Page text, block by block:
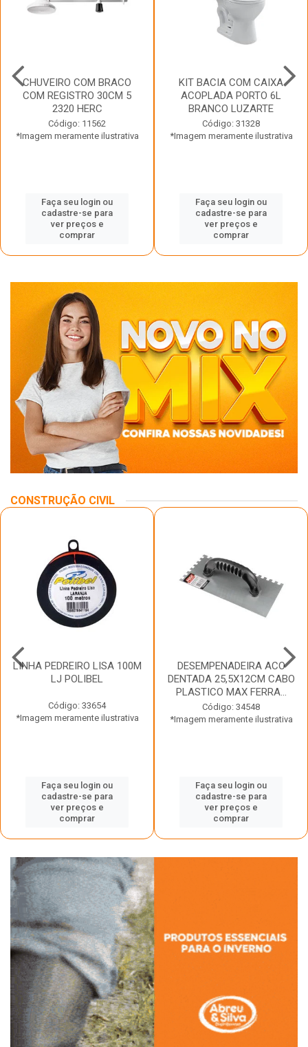
CHUVEIRO COM BRACO
COM REGISTRO 30CM 5
2320 HERC
Código: 11562
*Imagem meramente ilustrativa
Faça seu login ou
cadastre-se para
ver preços e
comprar
KIT BACIA COM CAIXA
ACOPLADA PORTO 6L
BRANCO LUZARTE
Código: 31328
*Imagem meramente ilustrativa
Faça seu login ou
cadastre-se para
ver preços e
comprar
CONSTRUÇÃO CIVIL
LINHA PEDREIRO LISA 100M
LJ POLIBEL
Código: 33654
*Imagem meramente ilustrativa
Faça seu login ou
cadastre-se para
ver preços e
comprar
DESEMPENADEIRA ACO
DENTADA 25,5X12CM CABO
PLASTICO MAX FERRA...
Código: 34548
*Imagem meramente ilustrativa
Faça seu login ou
cadastre-se para
ver preços e
comprar